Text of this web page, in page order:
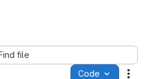
file
Code